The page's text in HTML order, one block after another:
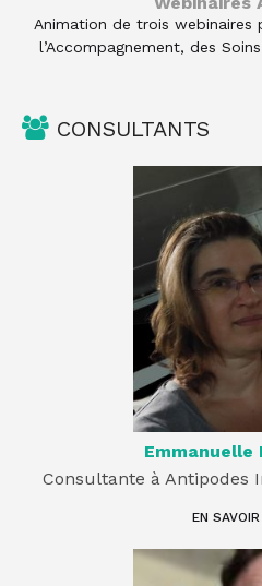
Animation de trois webinaires
l’Accompagnement, des
CONSULTANTS
Emmanuelle
Consultante à Antipodes
EN